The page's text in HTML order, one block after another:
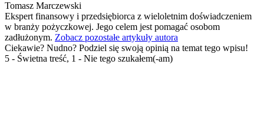
Tomasz Marczewski
Ekspert finansowy i przedsiębiorca z wieloletnim doświadczeniem
w branży pożyczkowej. Jego celem jest pomagać osobom
zadłużonym. Zobacz pozostałe artykuły autora
Ciekawie? Nudno? Podziel się swoją opinią na temat tego wpisu!
5 - Świetna treść, 1 - Nie tego szukałem(-am)